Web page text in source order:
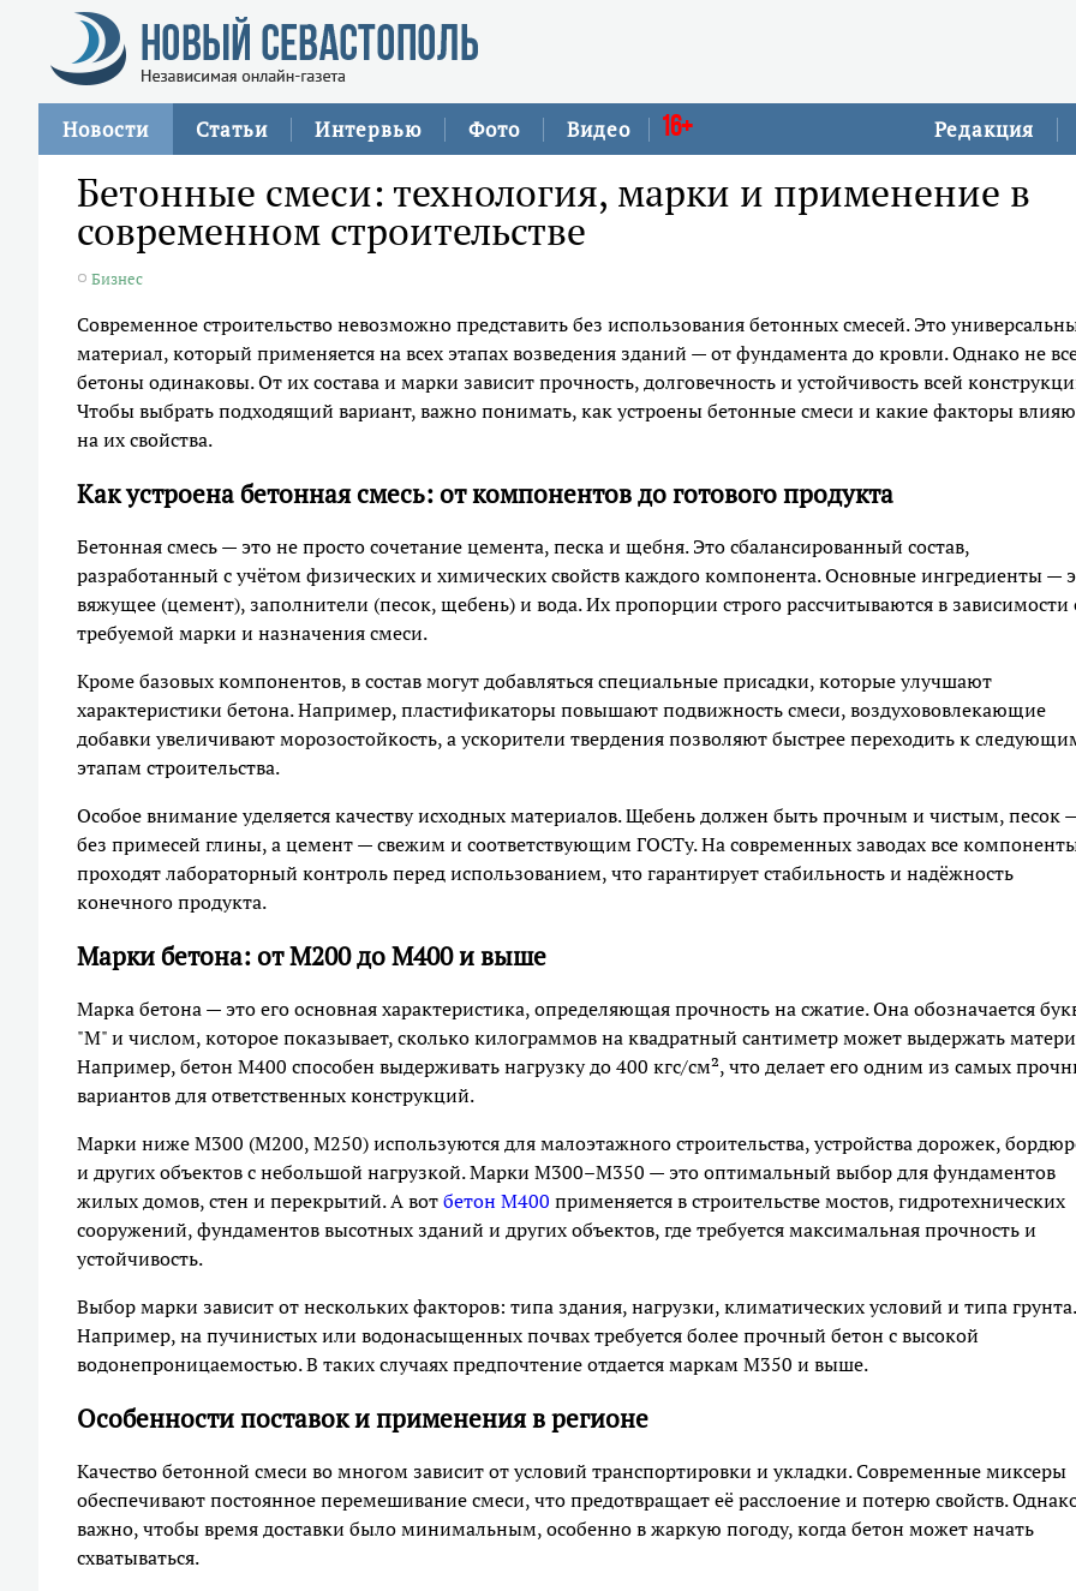
Редакция
Новости Статьи Интервью Фото Видео 16+
Бетонные смеси: технология, марки и применение в
современном строительстве
Бизнес
Современное строительство невозможно представить без использования бетонных смесей. Это
материал, который применяется на всех этапах возведения зданий — от фундамента до кровли. Однако не
бетоны одинаковы. От их состава и марки зависит прочность, долговечность и устойчивость всей
Чтобы выбрать подходящий вариант, важно понимать, как устроены бетонные смеси и какие факторы
на их свойства.
Как устроена бетонная смесь: от компонентов до готового продукта
Бетонная смесь — это не просто сочетание цемента, песка и щебня. Это сбалансированный состав,
разработанный с учётом физических и химических свойств каждого компонента. Основные ингредиенты —
вяжущее (цемент), заполнители (песок, щебень) и вода. Их пропорции строго рассчитываются в зависимости
требуемой марки и назначения смеси.
Кроме базовых компонентов, в состав могут добавляться специальные присадки, которые улучшают
характеристики бетона. Например, пластификаторы повышают подвижность смеси, воздухововлекающие
добавки увеличивают морозостойкость, а ускорители твердения позволяют быстрее переходить к
этапам строительства.
Особое внимание уделяется качеству исходных материалов. Щебень должен быть прочным и чистым, песок
без примесей глины, а цемент — свежим и соответствующим ГОСТу. На современных заводах все
проходят лабораторный контроль перед использованием, что гарантирует стабильность и надёжность
конечного продукта.
Марки бетона: от М200 до М400 и выше
Марка бетона — это его основная характеристика, определяющая прочность на сжатие. Она обозначается
"М" и числом, которое показывает, сколько килограммов на квадратный сантиметр может выдержать
Например, бетон М400 способен выдерживать нагрузку до 400 кгс/см², что делает его одним из самых
вариантов для ответственных конструкций.
Марки ниже М300 (М200, М250) используются для малоэтажного строительства, устройства дорожек,
и других объектов с небольшой нагрузкой. Марки М300–М350 — это оптимальный выбор для фундаментов
жилых домов, стен и перекрытий. А вотбетон М400 применяется в строительстве мостов, гидротехнических
сооружений, фундаментов высотных зданий и других объектов, где требуется максимальная прочность и
устойчивость.
Выбор марки зависит от нескольких факторов: типа здания, нагрузки, климатических условий и типа грунта.
Например, на пучинистых или водонасыщенных почвах требуется более прочный бетон с высокой
водонепроницаемостью. В таких случаях предпочтение отдается маркам М350 и выше.
Особенности поставок и применения в регионе
Качество бетонной смеси во многом зависит от условий транспортировки и укладки. Современные миксеры
обеспечивают постоянное перемешивание смеси, что предотвращает её расслоение и потерю свойств.
важно, чтобы время доставки было минимальным, особенно в жаркую погоду, когда бетон может начать
схватываться.